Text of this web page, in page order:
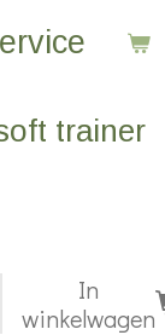
trainer
In
winkelwagen